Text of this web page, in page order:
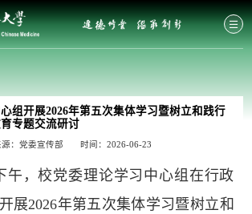
组开展2026年第五次集体学习暨树立和践行
专题交流研讨
源：党委宣传部 时间：2026-06-23
午，校党委理论学习中心组在行政
展2026年第五次集体学习暨树立和